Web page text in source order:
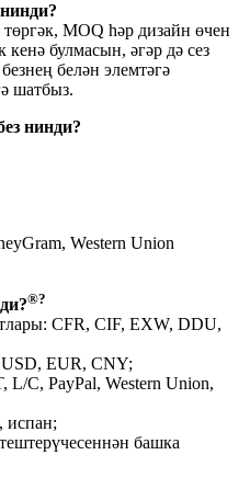
MOQ һәр дизайн өчен
булмасын, әгәр дә сез
белән элемтәгә
шатбыз.
нинди?
Western Union
®?
CFR, CIF, EXW, DDU,
USD, EUR, CNY;
L/C, PayPal, Western Union,
испан;
башка